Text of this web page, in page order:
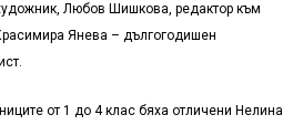
Любов Шишкова, редактор към
Янева – дългогодишен
от 1 до 4 клас бяха отличени Нелина